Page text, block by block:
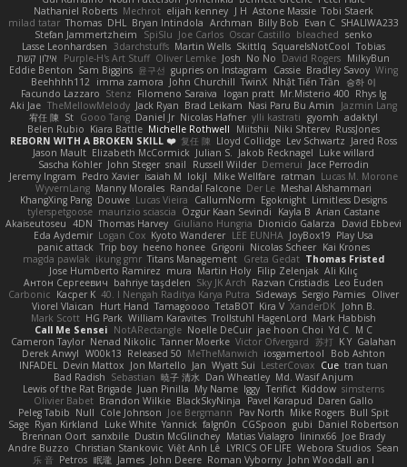
Nathaniel Roberts Mechrot elijah kenney J H Astone Massie Tobi Staerk
milad tatar Thomas DHL Bryan Intindola Archman Billy Bob Evan C SHALIWA233
Stefan Jammertzheim
SpiSlu Joe Carlos Oscar Castillo bleached senko
Lasse Leonhardsen 3darchstuffs Martin Wells Skittlq SquareIsNotCool Tobias
אילון קשת
Purple-H's Art Stuff Oliver Lemke Josh No No David Rogers MilkyBun
Eddie Benton Sam Biggins 윤구선 gupries on Instagram Cassie Bradley Savoy Wing
Beehhhh112 imma zamora John Churchill TwinX Nhật Tiến Trần
승하 이
Facundo Lazzaro Stenz Filomeno Saraiva logan pratt Mr.Misterio 400 Rhys lg
Aki Jae TheMellowMelody Jack Ryan Brad Leikam Nasi Paru Bu Amin
Jazmin Lang
宥任 陳 St Gooo Tang Daniel Jr Nicolas Hafner ylli kastrati gyomh adaktyl
Belen Rubio Kiara Battle Michelle Rothwell Miitshii Niki Shterev RussJones
REBORN WITH A BROKEN SKILL ❤️ 复任 陳 Lloyd Collidge Lev Schwartz Jared Ross
Jason Mault Elizabeth McCormick Julian S. Jakob Recknagel Luke willard
Sascha Kohler John Steger snail Russell Wilder Demerui Jace Perrodin
Jeremy Ingram Pedro Xavier isaiah M lokjl Mike Wellfare ratman Lucas M. Morone
WyvernLang Manny Morales Randal Falcone Der Le Meshal Alshammari
KhangXing Pang Douwe Lucas Vieira CallumNorm Egoknight Limitless Designs
tylerspetgoose maurizio sciascia Özgür Kaan Sevindi Kayla B Arian Castane
Akaiseutoseu 4DN Thomas Harvey Giuliano Hungria Dionicio Galarza
David Ebbevi
Eda Aydemir Logan Cox Kyoto Wanderer LEE EUNHA JoyBox19 Play Usa
panic attack Trip boy heeno honee Grigorii Nicolas Scheer Kai Krones
magda pawlak ikung gmr Titans Management Greta Gedat Thomas Fristed
Jose Humberto Ramirez mura Martin Holy Filip Zelenjak Ali Kılıç
Антон Сергеевич bahriye taşdelen Sky JK Arch Razvan Cristiadis Leo Euden
Carbonic Kacper K 40. I Nengah Raditya Karya Putra Sideways Sergio Pamies Oliver
Viorel Vlaican
Hurt Hand Tamagoooo TetaBOT Kira V XanderDK John B.
Mark Scott HG Park William Karavites Trollstuhl HagenLord Mark Habbish
Call Me Sensei NotARectangle Noelle DeCuir jae hoon Choi Yd C M C
Cameron Taylor Nenad Nikolic Tanner Moerke Victor Ofvergard 苏打 K Y Galahan
Derek Anwyl W00k13 Released 50 MeTheManwich iosgamertool
Bob Ashton
INFADEL Devin Mattox Jon Martello Jan Wyatt Sui LesterCovax Cue tran tuan
Bad Radish Sebastian 暁子 清水 Dan Wheatley Md. Wasif Anjum
Lewis of the Rat Brigade Juan Pinilla My Name Iggy Terifict Kiddow simsterns
Olivier Babet Brandon Wilkie BlackSkyNinja Pavel Karapud Daren Gallo
Peleg Tabib Null Cole Johnson Joe Bergmann Pav North Mike Rogers Bull Spit
Sage Ryan Kirkland Luke White Yannick falgn0n CGSpoon gubi Daniel Robertson
Brennan Oort sanxbile Dustin McGlinchey Matias Vialagro lininx66 Joe Brady
Andre Buzzo Christian Stankovic Việt Anh Lê LYRICS OF LIFE Webora Studios Sean
乐 音 Petros 眠瓏 James John Deere Roman Vyborny John Woodall an l